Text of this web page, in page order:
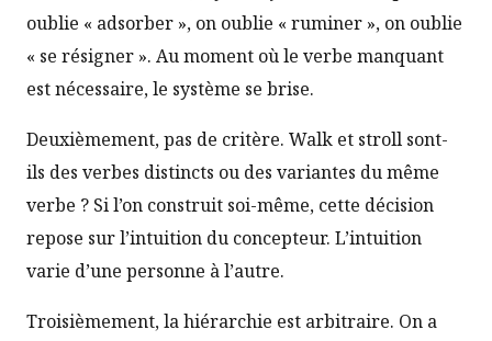
oublie « adsorber », on oublie « ruminer », on oublie
« se résigner ». Au moment où le verbe manquant
est nécessaire, le système se brise.
Deuxièmement, pas de critère. Walk et stroll sont-
ils des verbes distincts ou des variantes du même
verbe ? Si l’on construit soi-même, cette décision
repose sur l’intuition du concepteur. L’intuition
varie d’une personne à l’autre.
Troisièmement, la hiérarchie est arbitraire. On a